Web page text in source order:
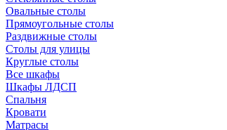
Овальные столы
Прямоугольные столы
Раздвижные столы
Столы для улицы
Круглые столы
Все шкафы
Шкафы ЛДСП
Спальня
Кровати
Матрасы